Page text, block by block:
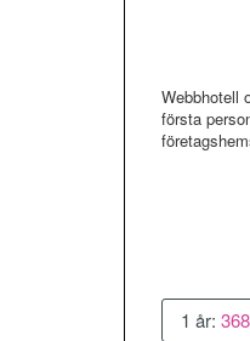
Webbhotell
första
1 år: